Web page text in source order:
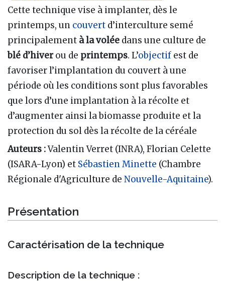
Cette technique vise à implanter, dès le
printemps, un couvert d’interculture semé
principalement à la volée dans une culture de
blé d’hiverou de printemps. L’objectif est de
favoriser l’implantation du couvert à une
période où les conditions sont plus favorables
que lors d’une implantation à la récolte et
d’augmenter ainsi la biomasse produite et la
protection du sol dès la récolte de la céréale
Auteurs :Valentin Verret (INRA), Florian Celette
(ISARA-Lyon) et Sébastien Minette (Chambre
Régionale d'Agriculture de Nouvelle-Aquitaine).
Présentation
Caractérisation de la technique
Description de la technique :